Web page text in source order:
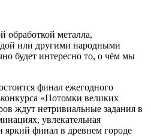
обработкой металла,
или другими народными
будет интересно то, о чём мы
финал ежегодного
«Потомки великих
ждут нетривиальные задания в
увлекательная
яркий финал в древнем городе